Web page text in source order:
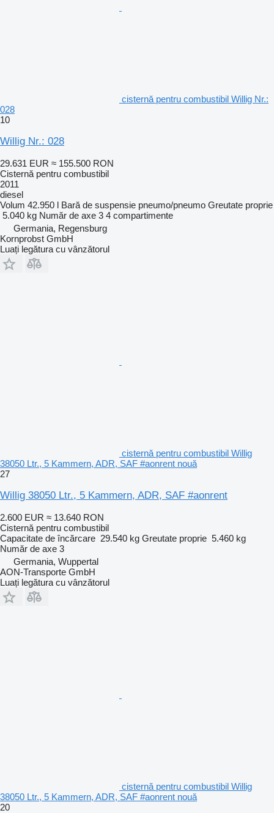
cisternă pentru combustibil Willig Nr.:
028
10
Willig Nr.: 028
29.631 EUR ≈ 155.500 RON
Cisternă pentru combustibil
2011
diesel
Volum 42.950 l Bară de suspensie pneumo/pneumo Greutate proprie
5.040 kg Număr de axe 3 4 compartimente
Germania, Regensburg
Kornprobst GmbH
Luați legătura cu vânzătorul
cisternă pentru combustibil Willig
38050 Ltr., 5 Kammern, ADR, SAF #aonrent nouă
27
Willig 38050 Ltr., 5 Kammern, ADR, SAF #aonrent
2.600 EUR ≈ 13.640 RON
Cisternă pentru combustibil
Capacitate de încărcare 29.540 kg Greutate proprie 5.460 kg
Număr de axe 3
Germania, Wuppertal
AON-Transporte GmbH
Luați legătura cu vânzătorul
cisternă pentru combustibil Willig
38050 Ltr., 5 Kammern, ADR, SAF #aonrent nouă
20